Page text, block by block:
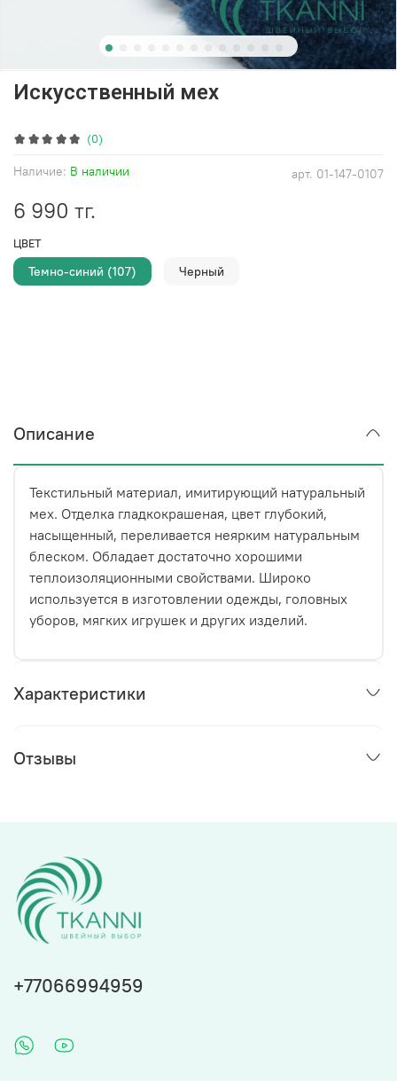
(0)
арт. 01-147-0107
Наличие: В наличии
Искусственный мех
6 990 тг.
ЦВЕТ
Темно-синий (107) Черный
Описание
Текстильный материал, имитирующий натуральный
мех. Отделка гладкокрашеная, цвет глубокий,
насыщенный, переливается неярким натуральным
блеском. Обладает достаточно хорошими
теплоизоляционными свойствами. Широко
используется в изготовлении одежды, головных
уборов, мягких игрушек и других изделий.
Характеристики
Отзывы
+77066994959